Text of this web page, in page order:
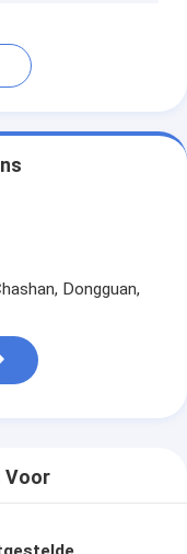
Dongguan,
Voor